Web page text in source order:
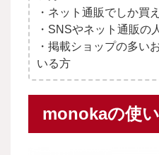
・ネット通販でしか買
・SNSやネット通販の
・掲載ショップの多い
いる方
monokaの使